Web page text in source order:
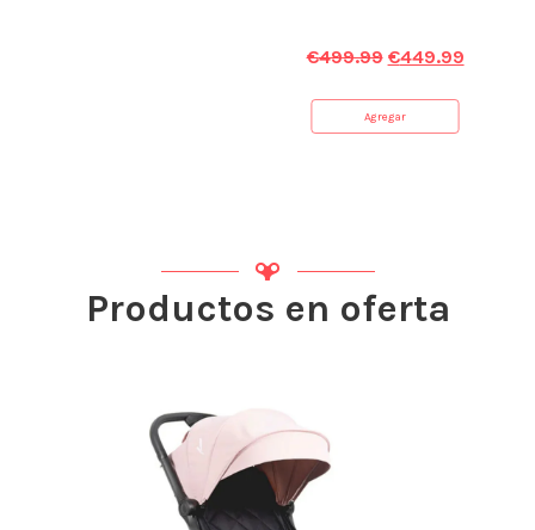
€499.99 €449.99
Agregar
Productos en oferta